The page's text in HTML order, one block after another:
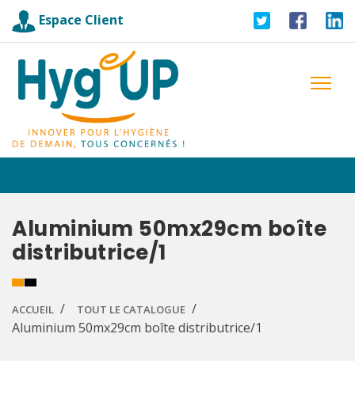
Espace Client
Aluminium 50mx29cm boîte
distributrice/1
ACCUEIL TOUT LE CATALOGUE
Aluminium 50mx29cm boîte distributrice/1